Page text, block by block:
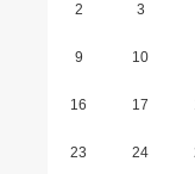
2 3
9 10
16 17
23 24